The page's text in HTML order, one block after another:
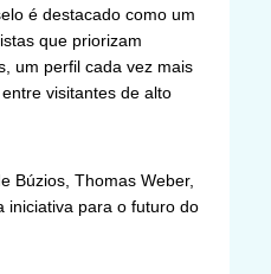
é destacado como um
que priorizam
um perfil cada vez mais
visitantes de alto
Búzios, Thomas Weber,
iniciativa para o futuro do